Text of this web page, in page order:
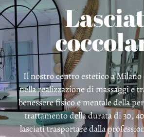
Il nostro centro estetico a Milano
nella realizzazione di massaggi e
benessere fisico e mentale della
trattamento della durata di 30,
lasciati trasportare dalla